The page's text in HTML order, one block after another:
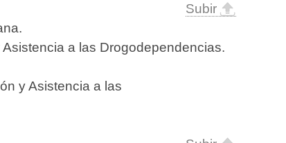
Subir
a las Drogodependencias.
y Asistencia a las